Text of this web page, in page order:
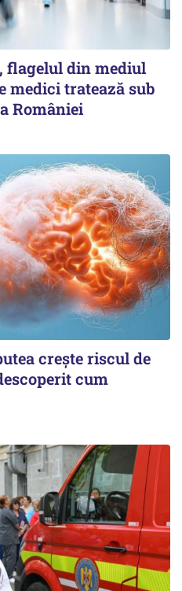
flagelul din mediul
medici tratează sub
României
crește riscul de
cum